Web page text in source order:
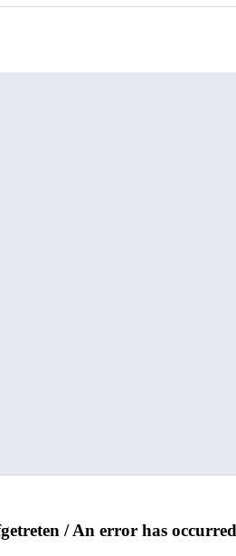
/ An error has occurred